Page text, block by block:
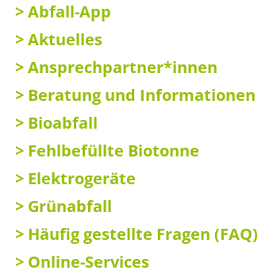
> Abfall-App
> Aktuelles
> Ansprechpartner*innen
> Beratung und Informationen
> Bioabfall
> Fehlbefüllte Biotonne
> Elektrogeräte
> Grünabfall
> Häufig gestellte Fragen (FAQ)
> Online-Services